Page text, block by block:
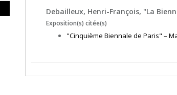
Debailleux, Henri-François, "La
Exposition(s) citée(s)
"Cinquième Biennale de Paris" –